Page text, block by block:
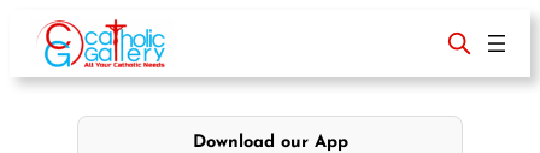
content
Download our App